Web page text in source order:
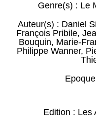
Genre(s) : Le
Auteur(s) : Daniel
François Pribile,
Bouquin, Marie-
Philippe Wanner,
Edition : Les